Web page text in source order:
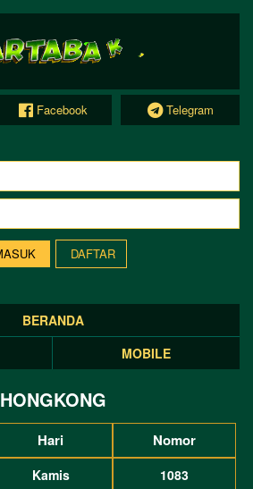
Facebook Telegram
DAFTAR
BERANDA
MOBILE
HONGKONG
Hari Nomor
Kamis
1083